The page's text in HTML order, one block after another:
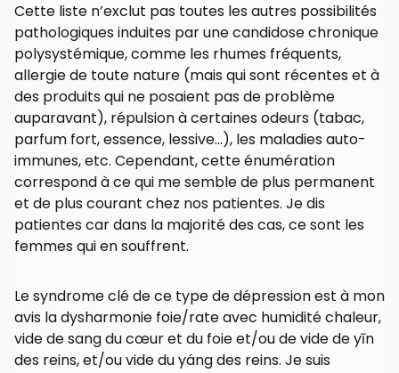
Cette liste n’exclut pas toutes les autres possibilités
pathologiques induites par une candidose chronique
polysystémique, comme les rhumes fréquents,
allergie de toute nature (mais qui sont récentes et à
des produits qui ne posaient pas de problème
auparavant), répulsion à certaines odeurs (tabac,
parfum fort, essence, lessive…), les maladies auto-
immunes, etc. Cependant, cette énumération
correspond à ce qui me semble de plus permanent
et de plus courant chez nos patientes. Je dis
patientes car dans la majorité des cas, ce sont les
femmes qui en souffrent.
Le syndrome clé de ce type de dépression est à mon
avis la dysharmonie foie/rate avec humidité chaleur,
vide de sang du cœur et du foie et/ou de vide de yīn
des reins, et/ou vide du yáng des reins. Je suis